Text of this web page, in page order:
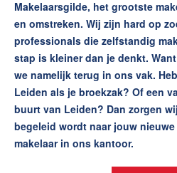
Onze diensten
Contact
Zelfstandig makelaar worden
Welkom bij RE/MAX
Van college naar courtage
Makelaarsgilde, het grootste
en omstreken. Wij zijn hard op
professionals die zelfstandig
stap is kleiner dan je denkt.
we namelijk terug in ons vak.
Leiden als je broekzak? Of een
buurt van Leiden? Dan zorgen
begeleid wordt naar jouw
makelaar in ons kantoor.